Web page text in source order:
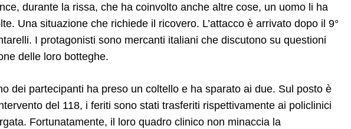
durante la rissa, che ha coinvolto anche altre cose, un uomo li ha
Una situazione che richiede il ricovero. L’attacco è arrivato dopo il 9°
I protagonisti sono mercanti italiani che discutono su questioni
delle loro botteghe.
dei partecipanti ha preso un coltello e ha sparato ai due. Sul posto è
del 118, i feriti sono stati trasferiti rispettivamente ai policlinici
Fortunatamente, il loro quadro clinico non minaccia la